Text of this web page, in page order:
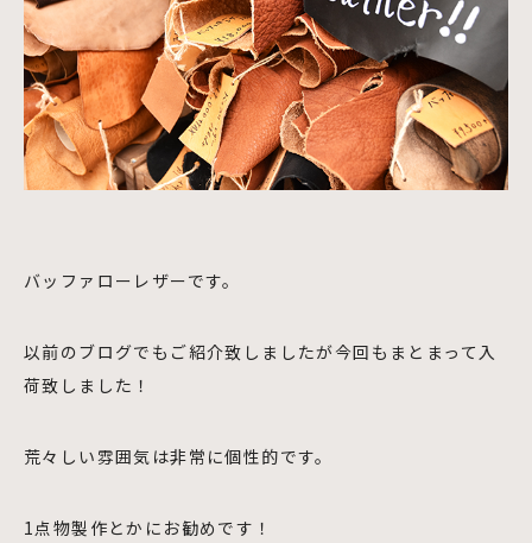
バッファローレザーです。
以前のブログでもご紹介致しましたが今回もまとまって入
荷致しました！
荒々しい雰囲気は非常に個性的です。
1点物製作とかにお勧めです！